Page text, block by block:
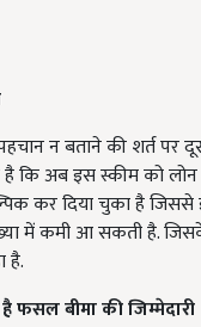
न बताने की शर्त पर
है कि अब इस स्कीम को
कर दिया चुका है
में कमी आ सकती है.
है.
फसल बीमा की जिम्मेदारी